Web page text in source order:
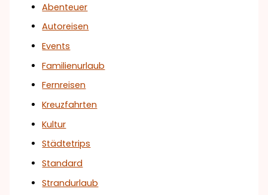
Abenteuer
Autoreisen
Events
Familienurlaub
Fernreisen
Kreuzfahrten
Kultur
Städtetrips
Standard
Strandurlaub